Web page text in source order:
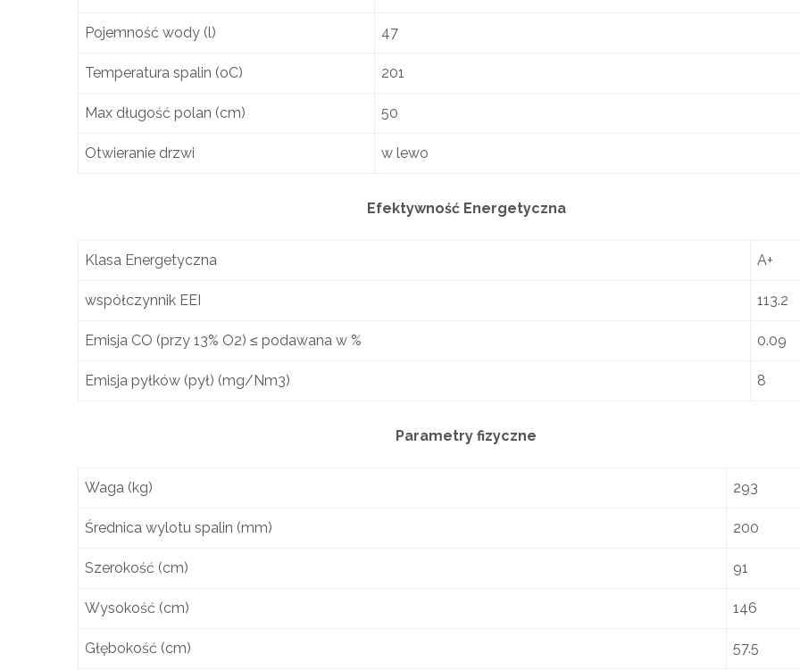
Pojemność wody (l) 47
Temperatura spalin (oC) 201
Max długość polan (cm) 50
Otwieranie drzwi w lewo
Efektywność Energetyczna
Klasa Energetyczna A+
współczynnik EEI 113.2
Emisja CO (przy 13% O2) ≤ podawana w % 0.09
Emisja pyłków (pył) (mg/Nm3) 8
Parametry fizyczne
Waga (kg) 293
Średnica wylotu spalin (mm) 200
Szerokość (cm) 91
Wysokość (cm) 146
Głębokość (cm) 57.5